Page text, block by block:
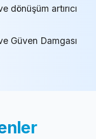
artırıcı
Güven Damgası